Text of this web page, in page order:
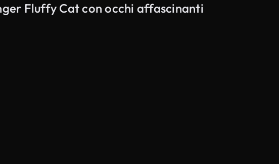
Fluffy Cat con occhi affascinanti